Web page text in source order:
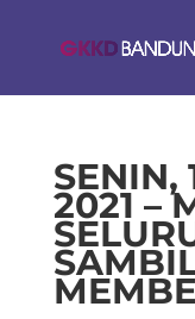
SENIN,
2021 –